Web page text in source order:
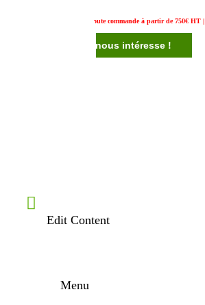
Un cadeau offert pour toute commande à partir de 750€ HT |
Votre avis nous intéresse !
Edit Content
Menu